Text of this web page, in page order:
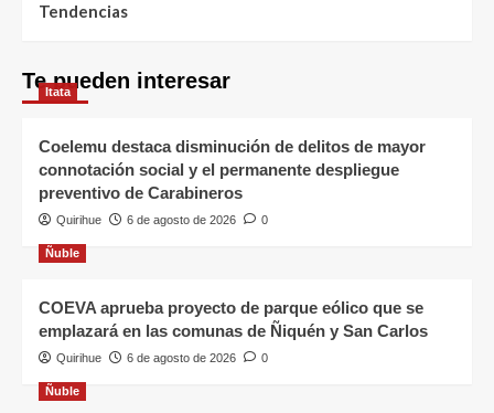
Tendencias
Te pueden interesar
Itata
Coelemu destaca disminución de delitos de mayor
connotación social y el permanente despliegue
preventivo de Carabineros
Quirihue 6 de agosto de 2026 0
Ñuble
COEVA aprueba proyecto de parque eólico que se
emplazará en las comunas de Ñiquén y San Carlos
Quirihue 6 de agosto de 2026 0
Ñuble